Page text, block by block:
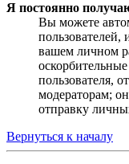
Я постоянно
Вы можете
пользователей,
вашем личном
пользователя,
модераторам;
отправку
Вернуться к началу